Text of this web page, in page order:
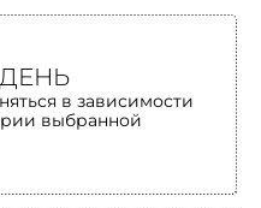
в зависимости
выбранной